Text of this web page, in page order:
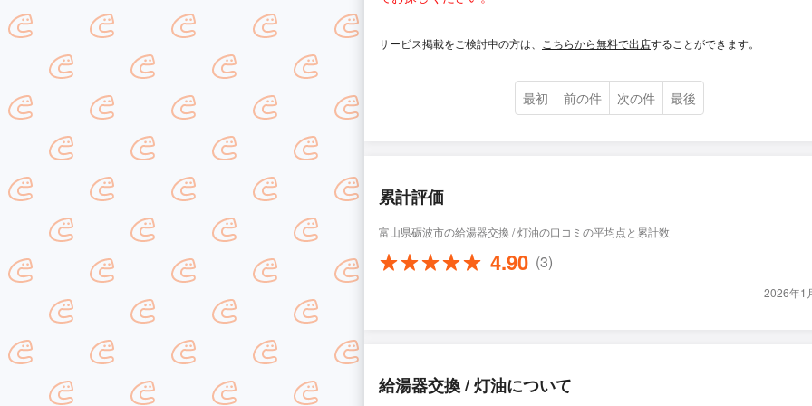
サービス掲載をご検討中の方は、 こちらから無料で出店することができます。
最初 前の件 次の件 最後
累計評価
富山県砺波市の給湯器交換 / 灯油の口コミの平均点と累計数
4.90 (3)
2026年1
給湯器交換 / 灯油について